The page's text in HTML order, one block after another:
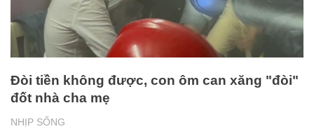
NHỊP SỐNG
Đòi tiền không được, con ôm can xăng "đòi"
đốt nhà cha mẹ